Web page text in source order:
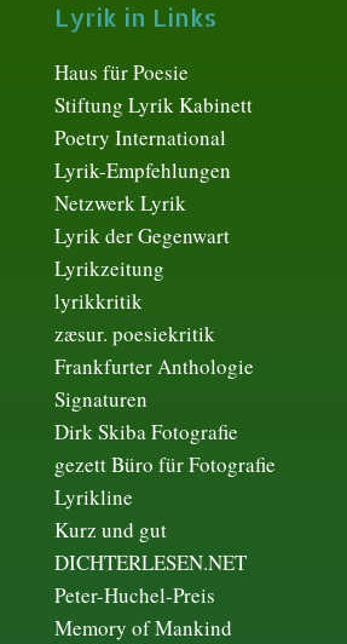
Lyrik in Links
Haus für Poesie
Stiftung Lyrik Kabinett
Poetry International
Lyrik-Empfehlungen
Netzwerk Lyrik
Lyrik der Gegenwart
Lyrikzeitung
lyrikkritik
zæsur. poesiekritik
Frankfurter Anthologie
Signaturen
Dirk Skiba Fotografie
gezett Büro für Fotografie
Lyrikline
Kurz und gut
DICHTERLESEN.NET
Peter-Huchel-Preis
Memory of Mankind